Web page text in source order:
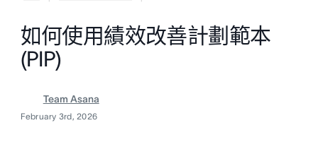
如何使用績效改善計劃範本
(PIP)
Team Asana
February 3rd, 2026